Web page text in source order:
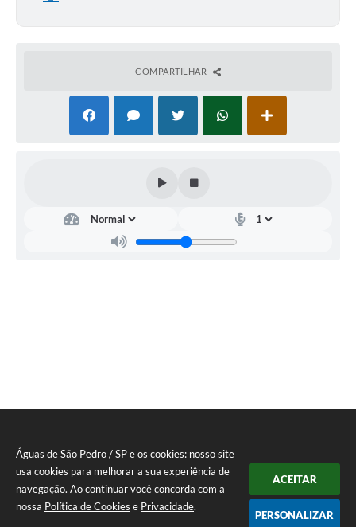
Águas de São Pedro / SP e os cookies: nosso site
usa cookies para melhorar a sua experiência de
navegação. Ao continuar você concorda com a
nossa Política de Cookies e Privacidade.
ACEITAR
PERSONALIZAR
COMPARTILHAR